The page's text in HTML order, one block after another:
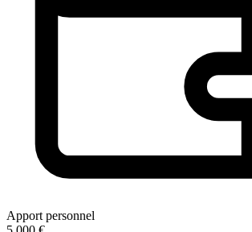
Apport personnel